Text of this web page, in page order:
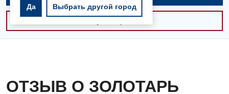
Да Выбрать другой город
ОТЗЫВ О ЗОЛОТАРЬ